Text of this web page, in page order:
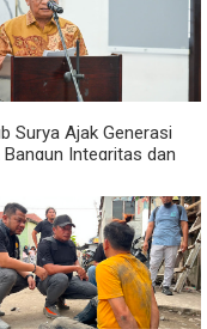
Surya Ajak Generasi
Bangun Integritas dan